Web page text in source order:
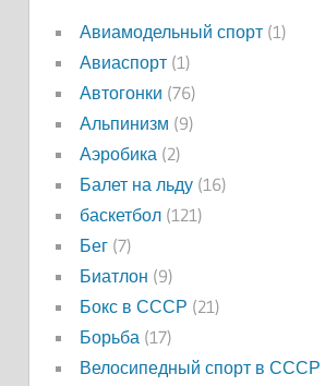
Авиамодельный спорт(1)
Авиаспорт(1)
Автогонки (76)
Альпинизм (9)
Аэробика(2)
Балет на льду(16)
баскетбол(121)
Бег(7)
Биатлон (9)
Бокс в СССР (21)
Борьба(17)
Велосипедный спорт в СССР